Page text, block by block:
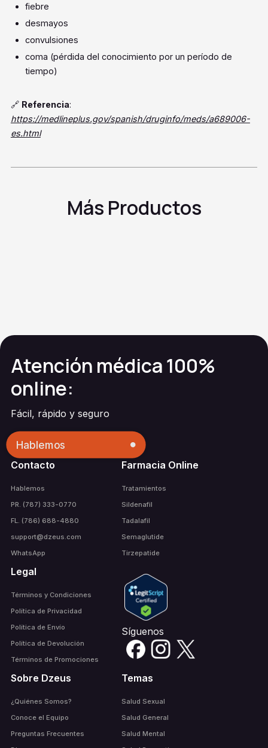
fiebre
desmayos
convulsiones
coma (pérdida del conocimiento por un período de
tiempo)
🔗 Referencia:
https://medlineplus.gov/spanish/druginfo/meds/a689006-
es.html
Más Productos
Bupropion
XL
Atención médica 100%
online:
Fácil, rápido y seguro
Hablemos
Contacto
Hablemos
PR. (787) 333-0770
FL. (786) 688-4880
support@dzeus.com
WhatsApp
Farmacia Online
Tratamientos
Sildenafil
Tadalafil
Semaglutide
Tirzepatide
Legal
Términos y Condiciones
Política de Privacidad
Política de Envío
Política de Devolución
Términos de Promociones
Síguenos
Sobre Dzeus
¿Quiénes Somos?
Conoce el Equipo
Preguntas Frecuentes
Temas
Salud Sexual
Salud General
Salud Mental